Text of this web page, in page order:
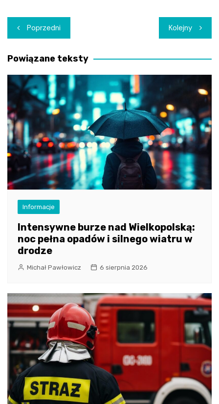
Nawigacja
wpisu
Poprzedni Kolejny
Powiązane teksty
Informacje
Intensywne burze nad Wielkopolską:
noc pełna opadów i silnego wiatru w
drodze
Michał Pawłowicz 6 sierpnia 2026